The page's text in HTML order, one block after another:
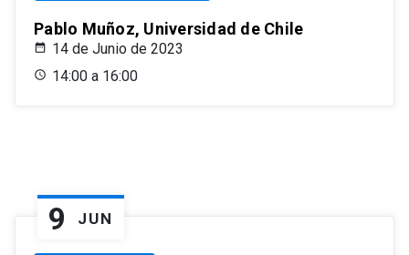
Pablo Muñoz, Universidad de Chile
14 de Junio de 2023
14:00 a 16:00
9 JUN